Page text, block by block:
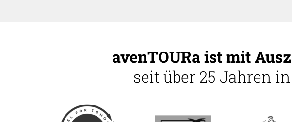
avenTOURa ist mit
seit über 25 Jahren